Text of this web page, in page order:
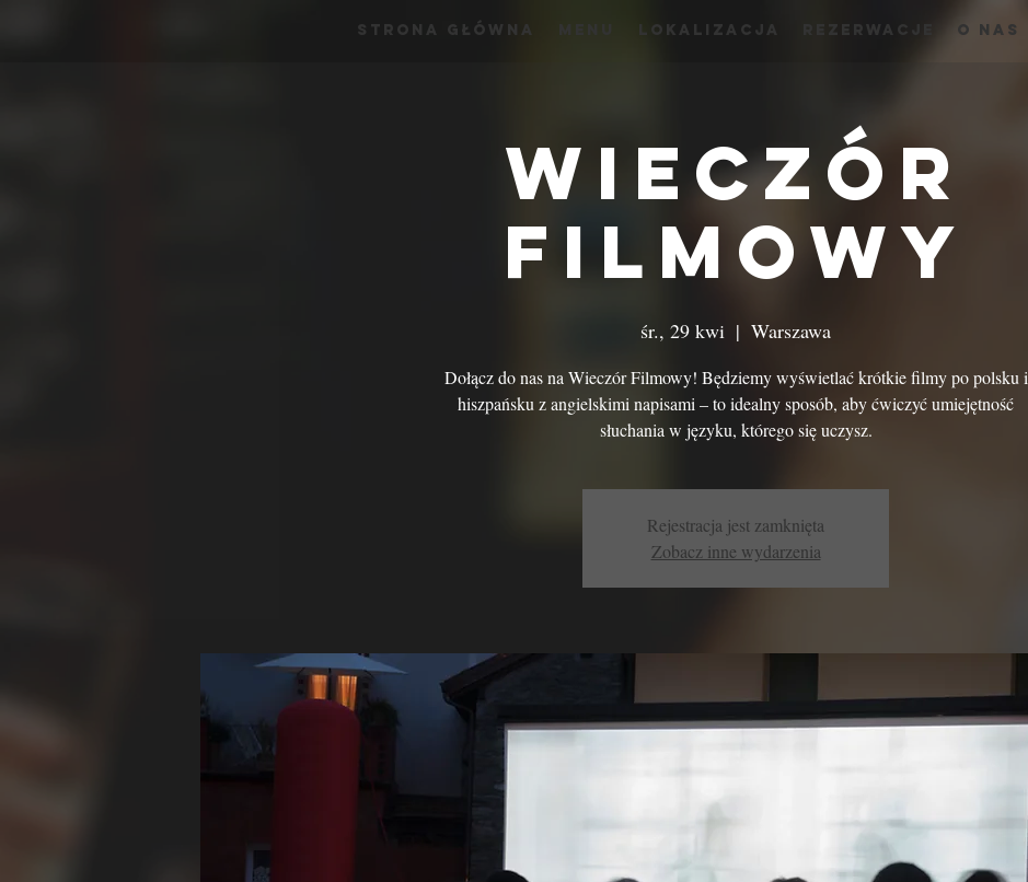
Strona Główna Lokalizacja Rezerwacje O Nas
Wieczór
Filmowy
śr., 29 kwi
  |
Warszawa
Dołącz do nas na Wieczór Filmowy! Będziemy wyświetlać krótkie filmy po polsku i
hiszpańsku z angielskimi napisami – to idealny sposób, aby ćwiczyć umiejętność
słuchania w języku, którego się uczysz.
Rejestracja jest zamknięta
Zobacz inne wydarzenia